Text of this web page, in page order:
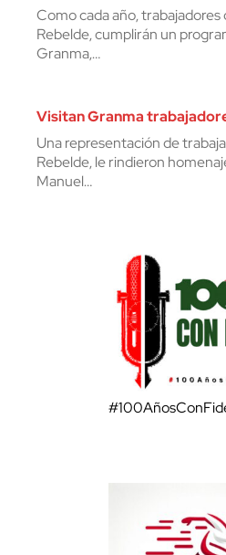
Como cada año, trabajadores
Rebelde, cumplirán un
Granma,…
Visitan Granma
Una representación de
Rebelde, le rindieron
Manuel…